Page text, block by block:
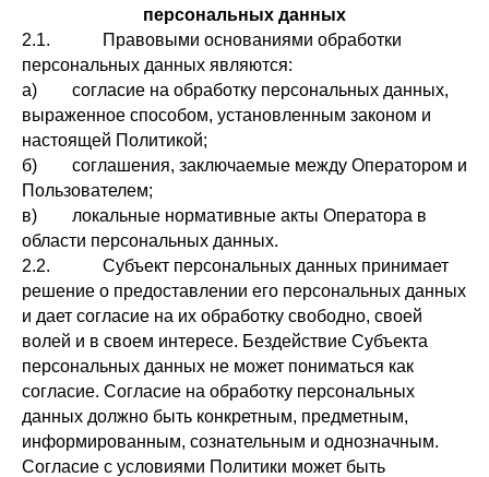
персональных данных
2.1. Правовыми основаниями обработки
персональных данных являются:
а) согласие на обработку персональных данных,
выраженное способом, установленным законом и
настоящей Политикой;
б) соглашения, заключаемые между Оператором и
Пользователем;
в) локальные нормативные акты Оператора в
области персональных данных.
2.2. Субъект персональных данных принимает
решение о предоставлении его персональных данных
и дает согласие на их обработку свободно, своей
волей и в своем интересе. Бездействие Субъекта
персональных данных не может пониматься как
согласие. Согласие на обработку персональных
данных должно быть конкретным, предметным,
информированным, сознательным и однозначным.
Согласие с условиями Политики может быть